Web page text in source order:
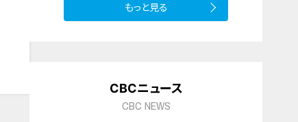
もっと見る
CBCニュース
CBC NEWS